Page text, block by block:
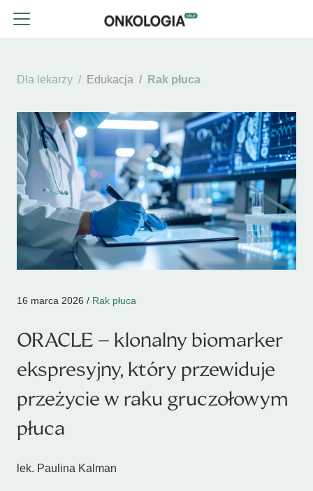
Dla lekarzy Edukacja Rak płuca
16 marca 2026 / Rak płuca
ORACLE – klonalny biomarker
ekspresyjny, który przewiduje
przeżycie w raku gruczołowym
płuca
lek. Paulina Kalman